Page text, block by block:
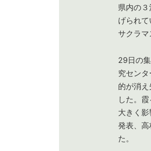
県内の
げられ
サクラマ
29日の
究セン
的が消
した。
大きく
発表、
た。